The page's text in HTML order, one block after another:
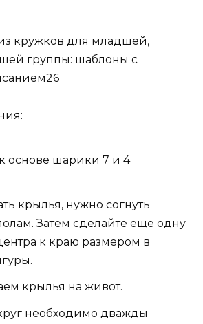
основе шарики 7 и 4
крылья, нужно согнуть
Затем сделайте еще одну
к краю размером в
крылья на живот.
необходимо дважды